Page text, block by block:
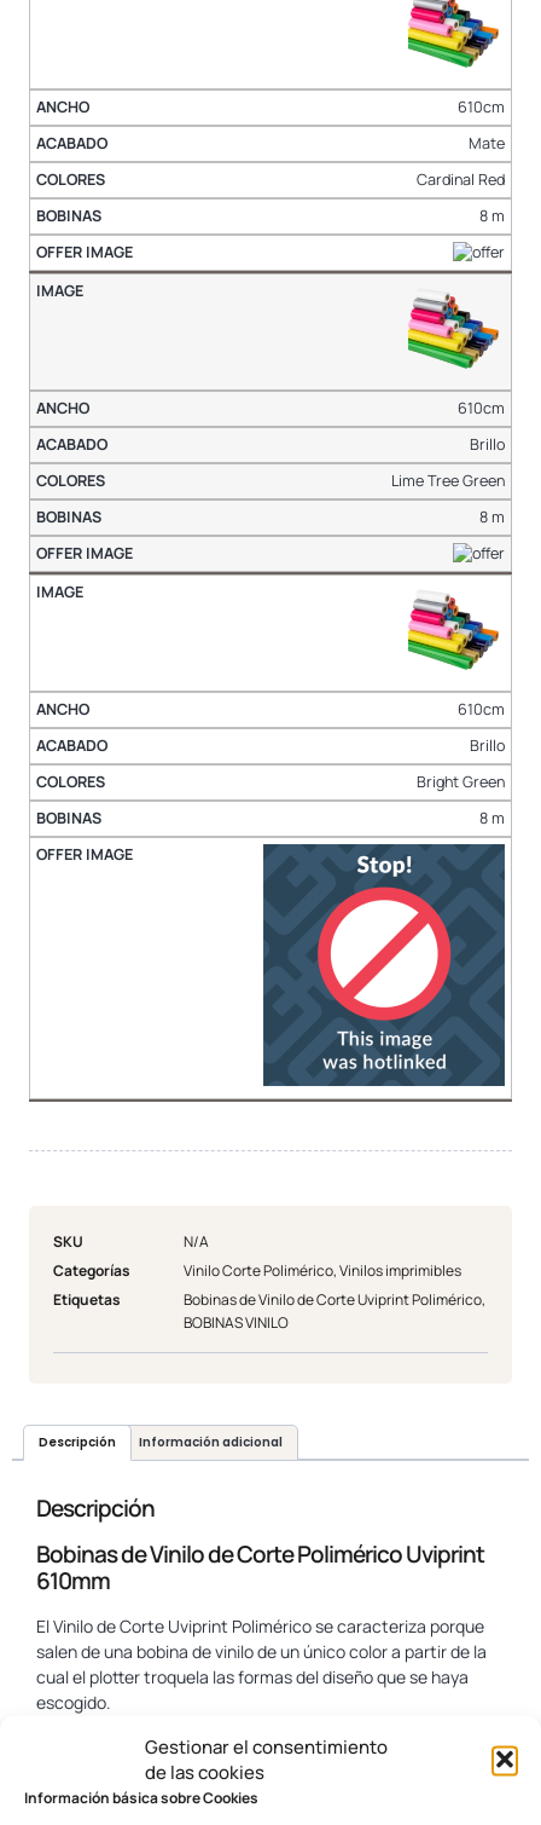
Gestionar el consentimiento
de las cookies
Información básica sobre Cookies
610cm
Mate
Cardinal Red
8 m
610cm
Brillo
Lime Tree Green
8 m
610cm
Brillo
Bright Green
8 m
SKU
N/A
Categorías
Vinilo Corte Polimérico,Vinilos imprimibles
Etiquetas
Bobinas de Vinilo de Corte Uviprint Polimérico,
BOBINAS VINILO
Descripción Información adicional
Descripción
Bobinas de Vinilo de Corte Polimérico Uviprint
610mm
El Vinilo de Corte Uviprint Polimérico se caracteriza porque
salen de una bobina de vinilo de un único color a partir de la
cual el plotter troquela las formas del diseño que se haya
escogido.
Composición:
Tienen polímeros añadidos para reducir su deformación. A